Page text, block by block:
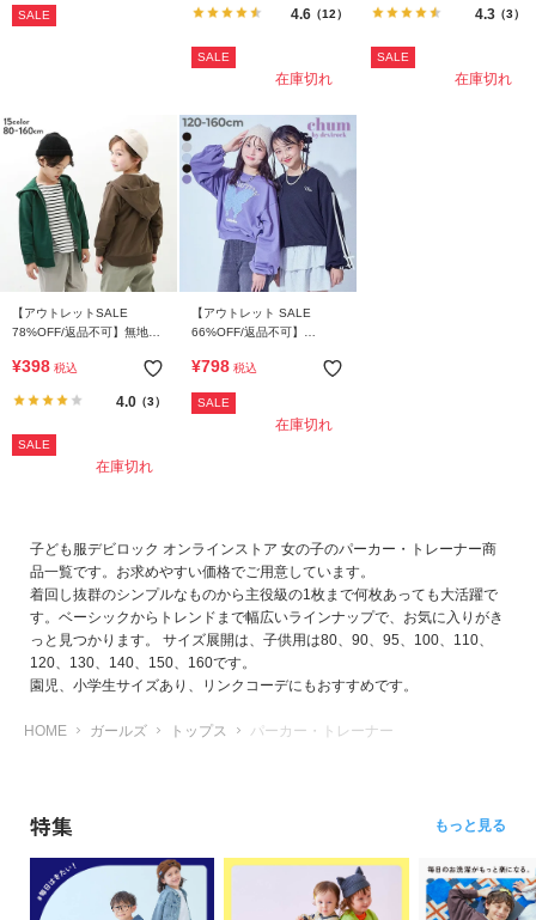
SALE 4.6（12）
SALE
在庫切れ
4.3（3）
SALE
在庫切れ
【アウトレットSALE
78%OFF/返品不可】無地ス
¥398 税込
4.0（3）
SALE
在庫切れ
【アウトレット SALE
66%OFF/返品不可】
アソート クロップド丈 ミニ
¥798 税込
SALE
在庫切れ
子ども服デビロック オンラインストア 女の子のパーカー・トレーナー商
品一覧です。お求めやすい価格でご用意しています。
着回し抜群のシンプルなものから主役級の1枚まで何枚あっても大活躍で
す。ベーシックからトレンドまで幅広いラインナップで、お気に入りがき
っと見つかります。 サイズ展開は、子供用は80、90、95、100、110、
120、130、140、150、160です。
園児、小学生サイズあり、リンクコーデにもおすすめです。
HOME ガールズ トップス パーカー・トレーナー
特集 もっと見る